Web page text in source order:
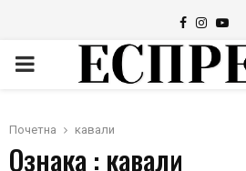
Facebook
PRIMARY
Почетна кавали
Ознака : кавали